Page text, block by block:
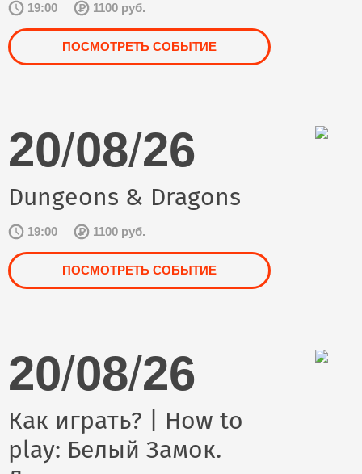
19:00 1100 руб.
ПОСМОТРЕТЬ СОБЫТИЕ
20/08/26
Dungeons & Dragons
19:00 1100 руб.
ПОСМОТРЕТЬ СОБЫТИЕ
20/08/26
Как играть? | How to
play: Белый Замок.